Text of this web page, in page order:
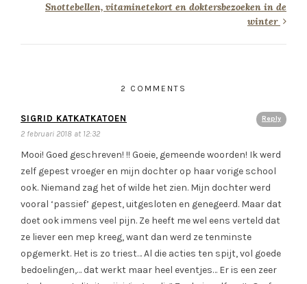
Snottebellen, vitaminetekort en doktersbezoeken in de
winter
2 COMMENTS
Reply
SIGRID KATKATKATOEN
2 februari 2018 at 12:32
Mooi! Goed geschreven! !! Goeie, gemeende woorden! Ik werd
zelf gepest vroeger en mijn dochter op haar vorige school
ook. Niemand zag het of wilde het zien. Mijn dochter werd
vooral ‘passief’ gepest, uitgesloten en genegeerd. Maar dat
doet ook immens veel pijn. Ze heeft me wel eens verteld dat
ze liever een mep kreeg, want dan werd ze tenminste
opgemerkt. Het is zo triest… Al die acties ten spijt, vol goede
bedoelingen,… dat werkt maar heel eventjes… Er is een zeer